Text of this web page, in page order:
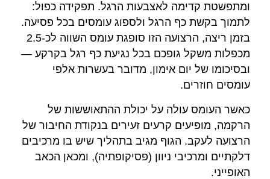
ומתפשטת קדימה לאצבעות הרגל. תפקידה כפול:
לתמוך בקשת כף הרגל ולספוג עומסים בכל פסיעה.
בזמן ריצה, הרצועה הזו סופגת עומס השווה לכ-2.5
מכפלות משקל גופכם בכל נגיעת כף רגל בקרקע —
ובסיכומו של יום אימון, מדובר בעשרות אלפי
עומסים חוזרים.
כאשר העומס עולה על יכולת ההתאוששות של
הרקמה, מופיעים קרעים זעירים בנקודת החיבור של
הרצועה לעקב. הגוף מגיב בתהליך שיש בו מרכיבים
דלקתיים ומרכיבי ניוון (פסיקופתיה), ומכאן הכאב
האופייני.